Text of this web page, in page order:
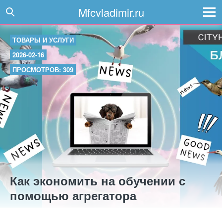
Mfcvladimir.ru
ТОВАРЫ И УСЛУГИ
2026-02-16
ПРОСМОТРОВ: 309
Как экономить на обучении с
помощью агрегатора